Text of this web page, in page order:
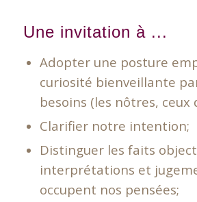
Une invitation à ...
Adopter une posture
curiosité bienveillante
besoins (les nôtres, ceux
Clarifier notre intention;
Distinguer les faits
interprétations et
occupent nos pensées;